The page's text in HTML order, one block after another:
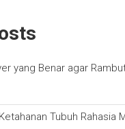
yang Benar agar
Tubuh Rahasia